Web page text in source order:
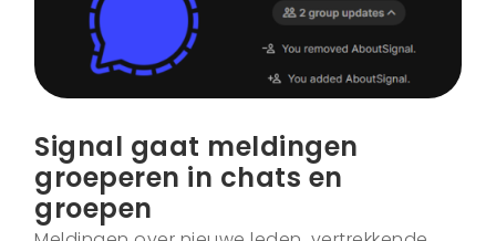
Signal gaat meldingen
groeperen in chats en
groepen